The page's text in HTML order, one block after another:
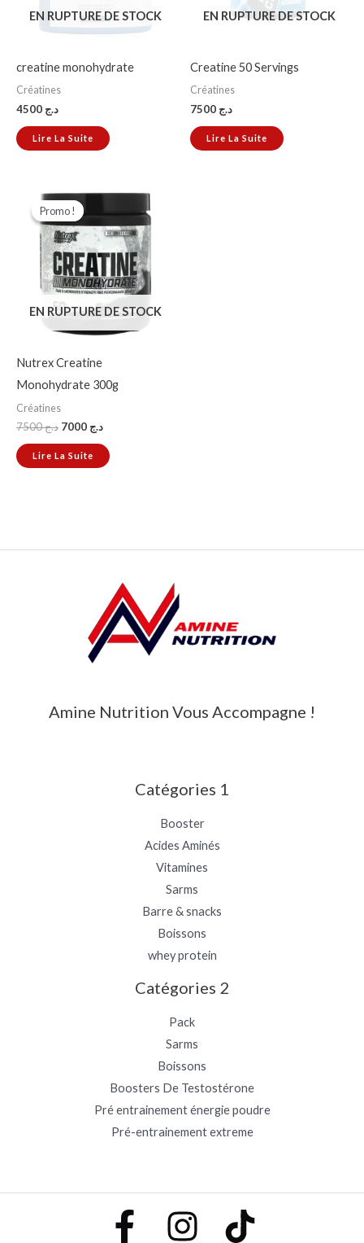
EN RUPTURE DE STOCK
creatine monohydrate
Créatines
د.ج
Lire La Suite
EN RUPTURE DE STOCK
Creatine 50 Servings
Créatines
د.ج
Lire La Suite
Promo !
EN RUPTURE DE STOCK
Promo !
Nutrex Creatine
Monohydrate 300g
Créatines
د.ج7500
Le
prix
initial
était :
د.ج
Le
actuel
est :
د.ج 7000.
Lire La Suite
Amine Nutrition Vous Accompagne !
Catégories 1
Booster
Acides Aminés
Vitamines
Sarms
Barre & snacks
Boissons
whey protein
Catégories 2
Pack
Sarms
Boissons
Boosters De Testostérone
Pré entrainement énergie poudre
Pré-entrainement extreme